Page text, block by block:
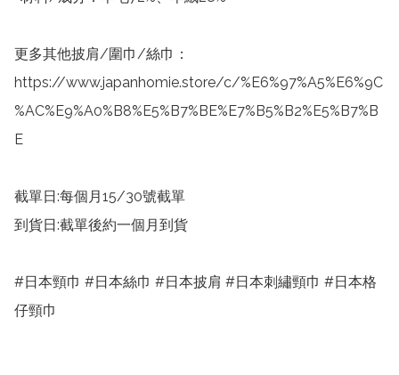
更多其他披肩/圍巾/絲巾：
https://www.japanhomie.store/c/%E6%97%A5%E6%9C
%AC%E9%A0%B8%E5%B7%BE%E7%B5%B2%E5%B7%B
E
截單日:每個月15/30號截單
到貨日:截單後約一個月到貨
#日本頸巾 #日本絲巾 #日本披肩 #日本刺繡頸巾 #日本格
仔頸巾